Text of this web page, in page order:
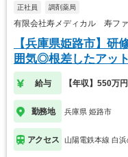
正社員 調剤薬局
有限会社寿メディカル 寿フ
【兵庫県姫路市】研
囲気◎根差したアッ
給与 【年収】550万
勤務地 兵庫県 姫路市
アクセス 山陽電鉄本線 白浜